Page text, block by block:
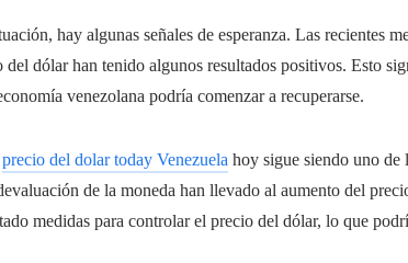
hay algunas señales de esperanza. Las recientes
del dólar han tenido algunos resultados positivos. Esto
venezolana podría comenzar a recuperarse.
precio del dolar today Venezuela hoy sigue siendo uno de
de la moneda han llevado al aumento del
medidas para controlar el precio del dólar, lo que